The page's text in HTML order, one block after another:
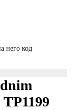
него код